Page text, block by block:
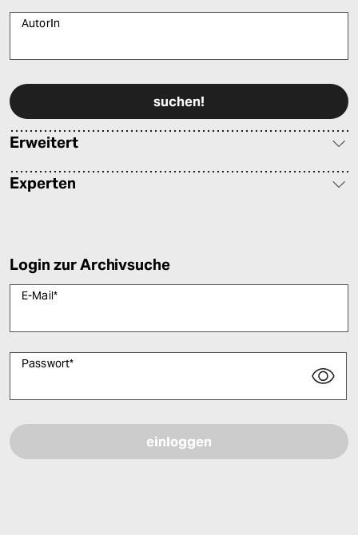
AutorIn
Erweitert
Experten
Login zur Archivsuche
E-Mail*
Passwort*